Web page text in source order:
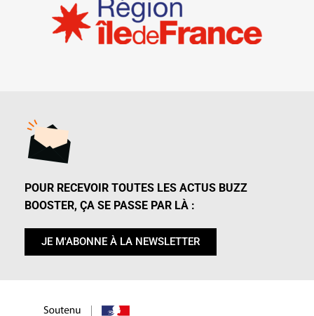
POUR RECEVOIR TOUTES LES ACTUS BUZZ
BOOSTER, ÇA SE PASSE PAR LÀ :
JE M'ABONNE À LA NEWSLETTER